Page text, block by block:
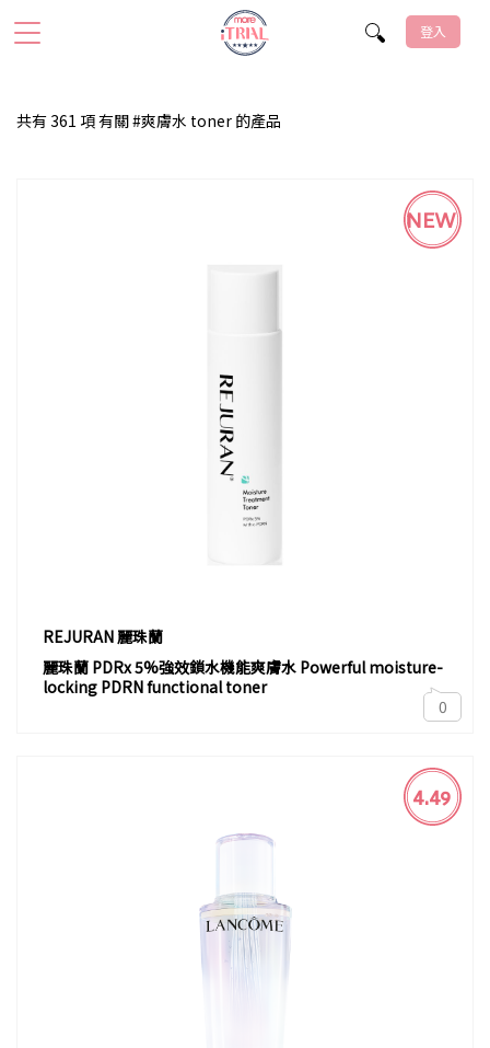
登入
共有 361 項 有關 #爽膚水 toner 的產品
REJURAN 麗珠蘭
麗珠蘭 PDRx 5%強效鎖水機能爽膚水 Powerful moisture-
locking PDRN functional toner
NEW
0
4.49